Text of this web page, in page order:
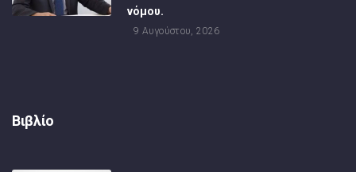
νόμου.
9 Αυγούστου, 2026
Βιβλίο